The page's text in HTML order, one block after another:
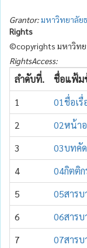
Grantor:มหาวิทยาลัย
Rights
©copyrights มหาวิทย
RightsAccess:
ลำดับที่. ชื่อแฟ้ม
1
01ชื่อเรื่
2
02หน้า
3
03บทคั
4
04กิตติ
5
05สาร
6
06สาร
7
07สาร